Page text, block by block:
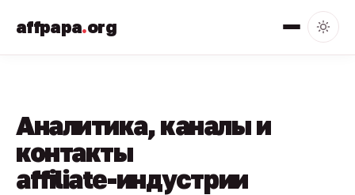
affpapa.org
Аналитика, каналы и
контакты
affiliate-индустрии